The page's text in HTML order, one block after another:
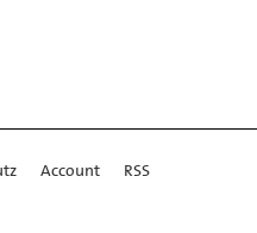
Account RSS